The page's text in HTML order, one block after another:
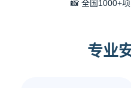
📸 全国1000+
专业